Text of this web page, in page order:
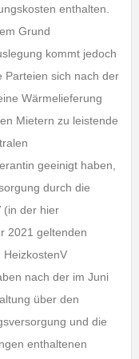
enthalten.
Grund
kommt jedoch
Parteien sich nach der
Wärmelieferung
Mietern zu leistende
geeinigt haben,
durch die
(in der hier
2021 geltenden
HeizkostenV
nach der im Juni
über den
und die
enthaltenen